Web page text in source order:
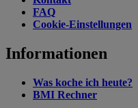
FAQ
Cookie-Einstellungen
Informationen
Was koche ich heute?
BMI Rechner